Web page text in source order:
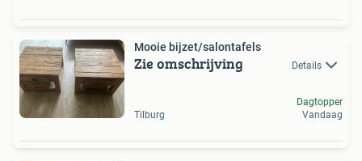
Mooie bijzet/salontafels
Zie omschrijving Details
Tilburg
Dagtopper
Vandaag